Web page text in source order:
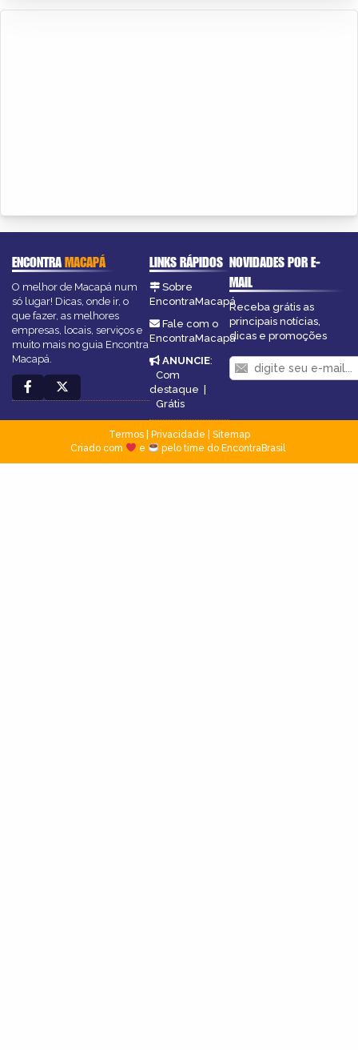
ENCONTRAMACAPÁ
O melhor de Macapá num
só lugar! Dicas, onde ir, o
que fazer, as melhores
empresas, locais, serviços e
muito mais no guia Encontra
Macapá.
LINKS RÁPIDOS
Sobre
EncontraMacapá
Fale com o
EncontraMacapá
ANUNCIE:
Com
destaque |
Grátis
NOVIDADES POR E-
MAIL
Receba grátis as
principais notícias,
dicas e promoções
Termos| Privacidade
Sitemap
Criado com
e pelo time do EncontraBrasil